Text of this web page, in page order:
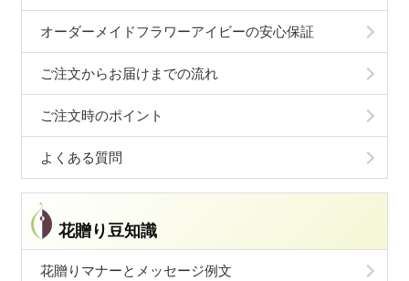
オーダーメイドフラワーアイビーの安心保証
ご注文からお届けまでの流れ
ご注文時のポイント
よくある質問
花贈り豆知識
花贈りマナーとメッセージ例文